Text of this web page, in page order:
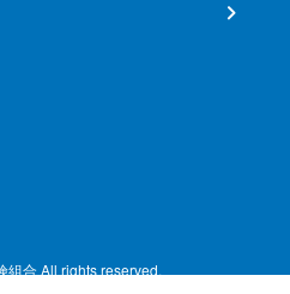
組合 All rights reserved.